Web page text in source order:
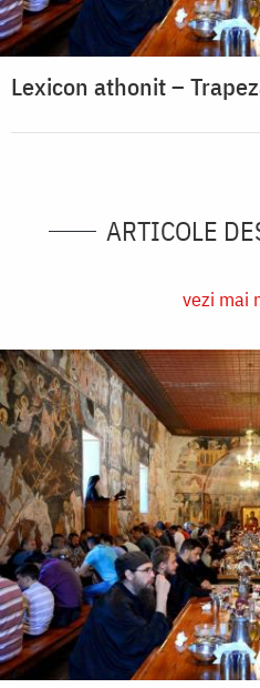
Lexicon athonit –
ARTICOLE
vezi mai